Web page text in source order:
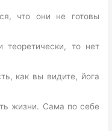
что они не готовы
то нет
как вы видите, йога
жизни. Сама по себе